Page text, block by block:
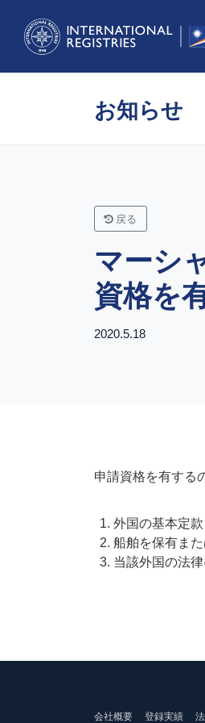
お知らせ
戻る
マーシ
資格を
2020.5.18
申請資格を有する
外国の基本定
船舶を保有ま
当該外国の法
会社概要 登録実績